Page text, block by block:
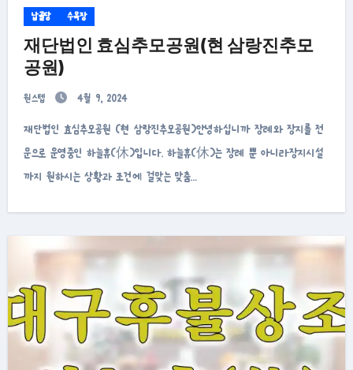
납골당 수목장
재단법인 효심추모공원(현 삼랑진추모
공원)
원스텝 4월 9, 2024
재단법인 효심추모공원 (현 삼랑진추모공원)안녕하십니까 장례와 장지를 전
문으로 운영중인 하늘휴(休)입니다. 하늘휴(休)는 장례 뿐 아니라장지시설
까지 원하시는 상황과 조건에 걸맞는 맞춤…